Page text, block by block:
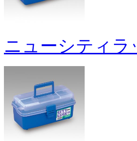
ニューシティラ